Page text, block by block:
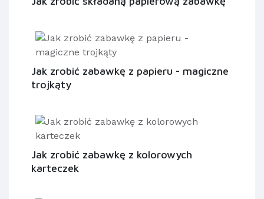
Jak zrobić zabawkę z papieru - magiczne
trojkąty
Jak zrobić zabawkę z kolorowych
karteczek